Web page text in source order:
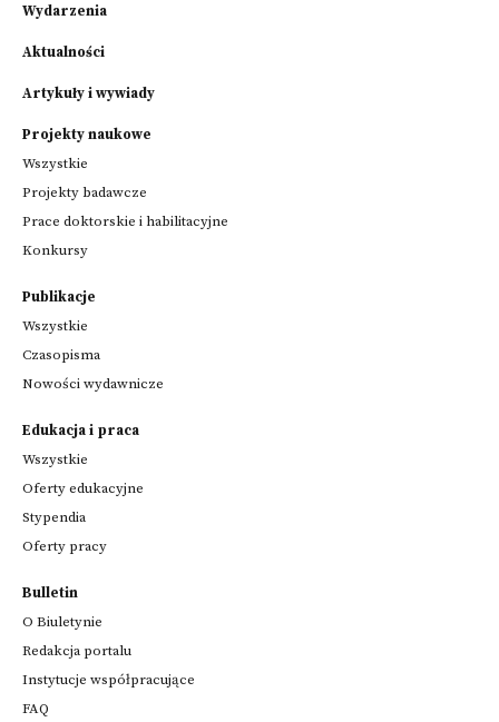
Wydarzenia
Aktualności
Artykuły i wywiady
Projekty naukowe
Wszystkie
Projekty badawcze
Prace doktorskie i habilitacyjne
Konkursy
Publikacje
Wszystkie
Czasopisma
Nowości wydawnicze
Edukacja i praca
Wszystkie
Oferty edukacyjne
Stypendia
Oferty pracy
Bulletin
O Biuletynie
Redakcja portalu
Instytucje współpracujące
FAQ